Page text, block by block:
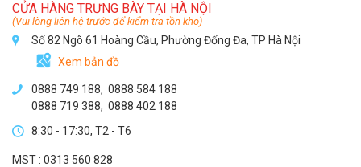
CỬA HÀNG TRƯNG BÀY TẠI HÀ NỘI
(Vui lòng liên hệ trước để kiểm tra tồn kho)
Số 82 Ngõ 61 Hoàng Cầu, Phường Đống Đa, TP Hà Nội
Xem bản đồ
0888 749 188, 0888 584 188
0888 719 388, 0888 402 188
8:30 - 17:30, T2 - T6
MST : 0313 560 828